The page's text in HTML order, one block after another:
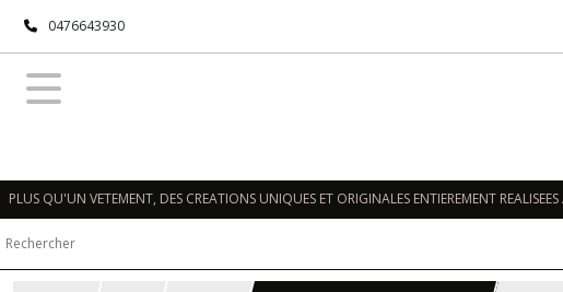
0476643930
PLUS QU'UN VETEMENT, DES CREATIONS UNIQUES ET ORIGINALES ENTIEREMENT